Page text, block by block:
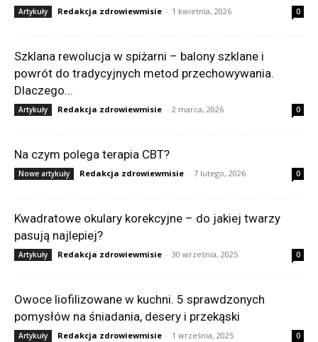
Artykuły Redakcja zdrowiewmisie - 1 kwietnia, 2026 0
Szklana rewolucja w spiżarni – balony szklane i
powrót do tradycyjnych metod przechowywania.
Dlaczego...
Artykuły Redakcja zdrowiewmisie - 2 marca, 2026 0
Na czym polega terapia CBT?
Nowe artykuły Redakcja zdrowiewmisie - 7 lutego, 2026 0
Kwadratowe okulary korekcyjne – do jakiej twarzy
pasują najlepiej?
Artykuły Redakcja zdrowiewmisie - 30 września, 2025 0
Owoce liofilizowane w kuchni. 5 sprawdzonych
pomysłów na śniadania, desery i przekąski
Artykuły Redakcja zdrowiewmisie - 1 września, 2025 0